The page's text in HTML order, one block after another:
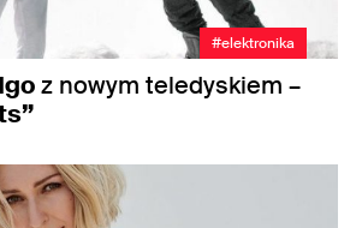
#elektronika
z nowym teledyskiem –